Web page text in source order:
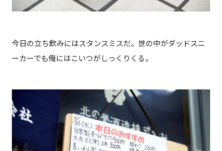
今日の立ち飲みにはスタンスミスだ。世の中がダッドスニ
ーカーでも俺にはこいつがしっくりくる。